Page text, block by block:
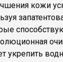
кожи
укрепить